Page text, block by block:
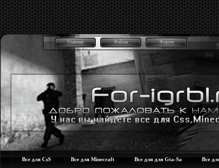
Главная Файлы Форум
Все для CsS Все для Minecraft Все для для Gta-Sa Все